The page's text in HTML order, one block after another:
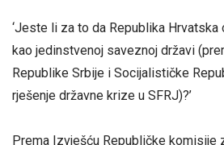
‘Jeste li za to da Republika
kao jedinstvenoj saveznoj državi
Republike Srbije i Socijalističke
rješenje državne krize u SFRJ)?’
Prema Izvješću Republičke komisije